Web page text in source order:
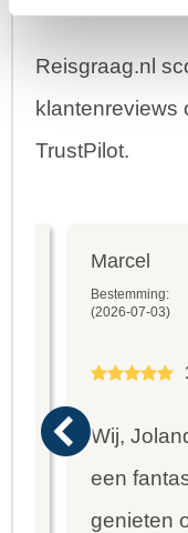
Reisgraag.nl
klantenreviews
TrustPilot.
Marcel
Bestemming:
(2026-07-03)
Wij,
een
genieten